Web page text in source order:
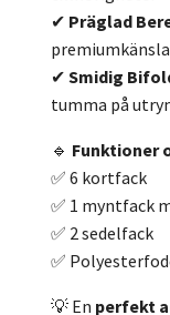
✔ Präglad
premiumkänsla
✔ Smidig
tumma på
🔹 Funktioner
✅ 6 kortfack
✅ 1 myntfack
✅ 2 sedelfack
✅
💡 En perfekt